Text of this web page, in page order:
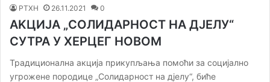
РТХН 26.11.2021 0
АKЦИЈА „СОЛИДАРНОСТ НА ДЈЕЛУ“
СУТРА У ХЕРЦЕГ НОВОМ
Традиционална акција прикупљања помоћи за социјално
угрожене породице „Солидарност на дјелу“, биће